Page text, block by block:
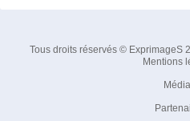
Tous droits réservés © ExprimageS
Mentions